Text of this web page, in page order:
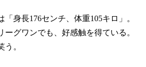
身長176センチ、体重105キロ」。
ーグワンでも、好感触を得ている。
。